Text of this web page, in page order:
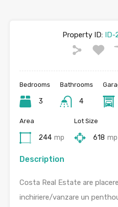
Property ID:ID-
Bedrooms
3
Bathrooms
4
Area
244 mp
Lot Size
618 mp
Description
Costa Real Estate are
inchiriere/vanzare un